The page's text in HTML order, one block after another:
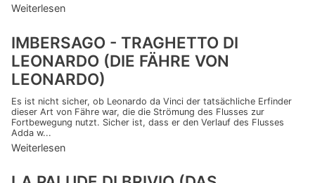
Weiterlesen
IMBERSAGO - TRAGHETTO DI
LEONARDO (DIE FÄHRE VON
LEONARDO)
Es ist nicht sicher, ob Leonardo da Vinci der tatsächliche Erfinder
dieser Art von Fähre war, die die Strömung des Flusses zur
Fortbewegung nutzt. Sicher ist, dass er den Verlauf des Flusses
Adda w...
Weiterlesen